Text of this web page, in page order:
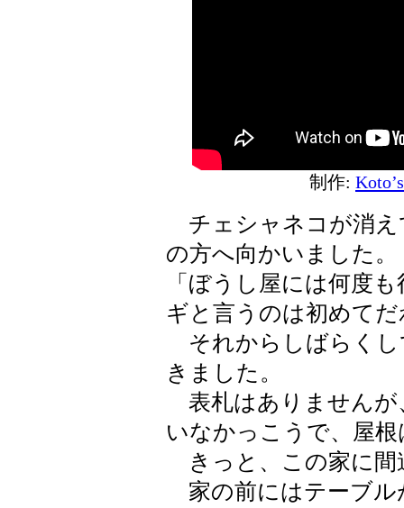
制作:
チェシャネコが消え
の方へ向かいました。
「ぼうし屋には何度
ギと言うのは初めてだ
それからしばらくし
きました。
表札はありませんが
いなかっこうで、屋
きっと、この家に間
家の前にはテーブル